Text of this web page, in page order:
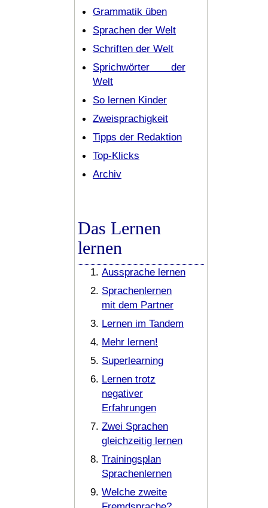
Grammatik üben
Sprachen der Welt
Schriften der Welt
Sprichwörter der
Welt
So lernen Kinder
Zweisprachigkeit
Tipps der Redaktion
Top-Klicks
Archiv
Das Lernen
lernen
Aussprache lernen
Sprachenlernen
mit dem Partner
Lernen im Tandem
Mehr lernen!
Superlearning
Lernen trotz
negativer
Erfahrungen
Zwei Sprachen
gleichzeitig lernen
Trainingsplan
Sprachenlernen
Welche zweite